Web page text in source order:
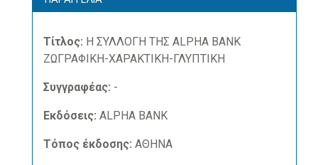
Τίτλος: Η ΣΥΛΛΟΓΗ ΤΗΣ ALPHA BANK
ΖΩΓΡΑΦΙΚΗ-ΧΑΡΑΚΤΙΚΗ-ΓΛΥΠΤΙΚΗ
Συγγραφέας: -
Εκδόσεις: ALPHA BANK
Τόπος έκδοσης: ΑΘΗΝΑ